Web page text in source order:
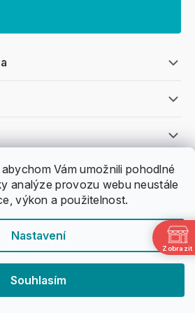
Vám umožnili pohodlné
analýze provozu webu neustále
výkon a použitelnost.
Nastavení
Souhlasím
Zobrazit